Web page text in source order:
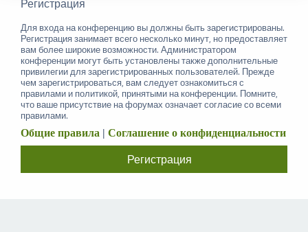
Регистрация
Для входа на конференцию вы должны быть зарегистрированы.
Регистрация занимает всего несколько минут, но предоставляет
вам более широкие возможности. Администратором
конференции могут быть установлены также дополнительные
привилегии для зарегистрированных пользователей. Прежде
чем зарегистрироваться, вам следует ознакомиться с
правилами и политикой, принятыми на конференции. Помните,
что ваше присутствие на форумах означает согласие со всеми
правилами.
Общие правила | Соглашение о конфиденциальности
Регистрация